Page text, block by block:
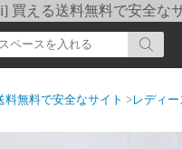
買える送料無料で安全な
無料で安全なサイト >レディ